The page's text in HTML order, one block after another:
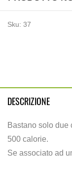
Sku: 37
DESCRIZIONE
Bastano solo due
500 calorie.
Se associato ad